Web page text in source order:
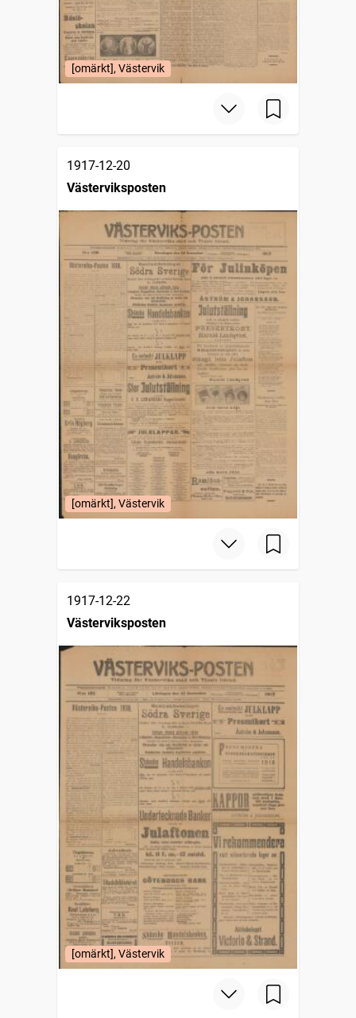
[omärkt], Västervik
1917-12-20
Västerviksposten
[omärkt], Västervik
1917-12-22
Västerviksposten
[omärkt], Västervik